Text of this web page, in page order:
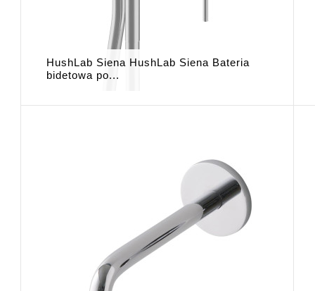
HushLab Siena HushLab Siena Bateria
bidetowa po...